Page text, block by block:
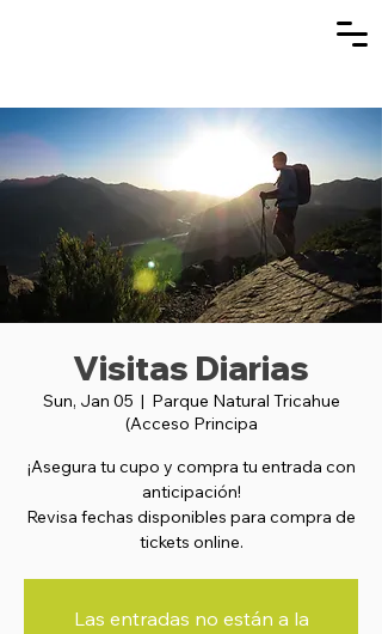
Visitas Diarias
Sun, Jan 05
  |
Parque Natural Tricahue
(Acceso Principa
¡Asegura tu cupo y compra tu entrada con
anticipación!
Revisa fechas disponibles para compra de
tickets online.
Las entradas no están a la